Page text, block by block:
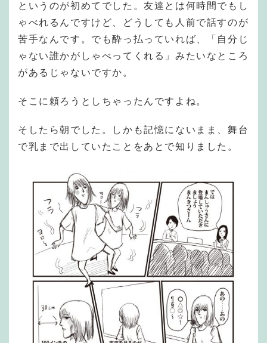
というのが初めてでした。友達とは何時間でもし
ゃべれるんですけど、どうしても人前で話すのが
苦手なんです。でも酔っ払っていれば、「自分じ
ゃない誰かがしゃべってくれる」みたいなところ
があるじゃないですか。
そこに頼ろうとしちゃったんですよね。
そしたら朝でした。しかも記憶にないまま、舞台
で乳まで出していたことをあとで知りました。